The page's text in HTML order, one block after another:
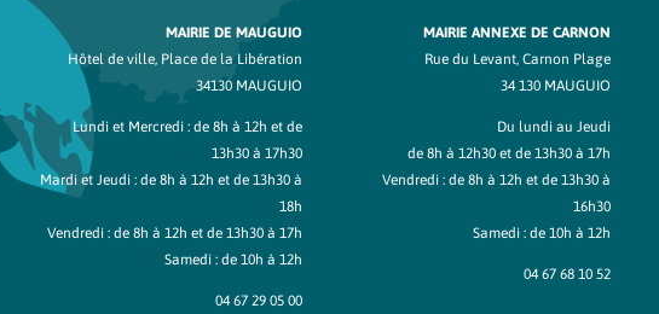
MAIRIE DE MAUGUIO
Hôtel de ville, Place de la Libération
34130 MAUGUIO
Lundi et Mercredi : de 8h à 12h et de
13h30 à 17h30
Mardi et Jeudi : de 8h à 12h et de 13h30 à
18h
Vendredi : de 8h à 12h et de 13h30 à 17h
Samedi : de 10h à 12h
04 67 29 05 00
MAIRIE ANNEXE DE CARNON
Rue du Levant, Carnon Plage
34 130 MAUGUIO
Du lundi au Jeudi
de 8h à 12h30 et de 13h30 à 17h
Vendredi : de 8h à 12h et de 13h30 à
16h30
Samedi : de 10h à 12h
04 67 68 10 52